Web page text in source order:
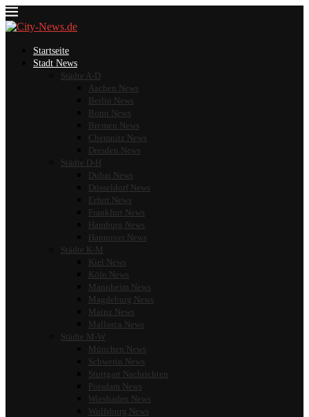
Startseite
Stadt News
Städte A-D
Aachen News
Berlin News
Bonn News
Bremen News
Chemnitz News
Dresden News
Städte D-H
Dubai News
Düsseldorf News
Erfurt News
Frankfurt News
Hamburg News
Hannover News
Städte K-M
Kiel News
Köln News
Mannheim News
Magdeburg News
Mainz News
Mallorca News
Städte M-W
München News
Schwerin News
Stuttgart Nachrichten
Potsdam News
Wiesbaden News
Wolfsburg News